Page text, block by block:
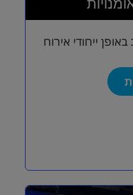
ייחודי אירוח